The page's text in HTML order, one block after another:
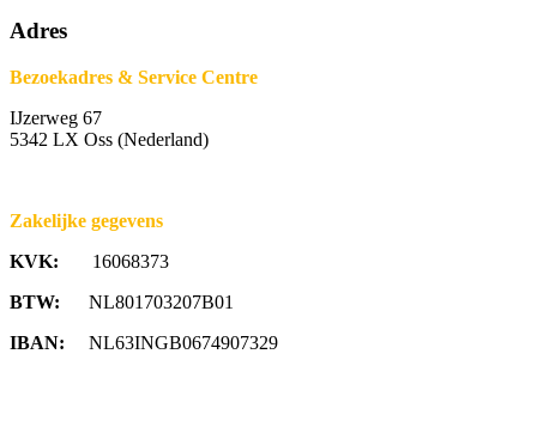
Adres
Bezoekadres & Service Centre
IJzerweg 67
5342 LX Oss (Nederland)
Zakelijke gegevens
KVK: 16068373
BTW: NL801703207B01
IBAN: NL63INGB0674907329